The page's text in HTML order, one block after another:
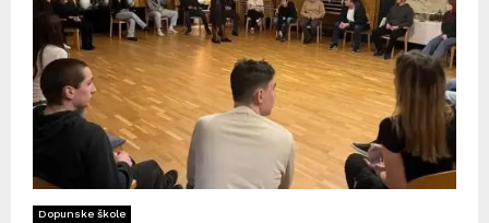
Dopunske škole